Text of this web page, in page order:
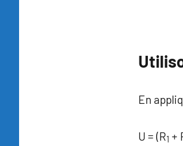
En
U = (R1 +